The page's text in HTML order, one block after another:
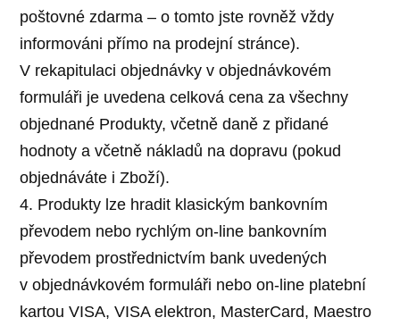
poštovné zdarma – o tomto jste rovněž vždy
informováni přímo na prodejní stránce).
V rekapitulaci objednávky v objednávkovém
formuláři je uvedena celková cena za všechny
objednané Produkty, včetně daně z přidané
hodnoty a včetně nákladů na dopravu (pokud
objednáváte i Zboží).
4. Produkty lze hradit klasickým bankovním
převodem nebo rychlým on-line bankovním
převodem prostřednictvím bank uvedených
v objednávkovém formuláři nebo on-line platební
kartou VISA, VISA elektron, MasterCard, Maestro